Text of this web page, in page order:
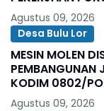
PENDUKUNG
Agustus 09, 2026
Desa Bulu Lor
MESIN MOLEN
PEMBANGUNAN
KODIM 0802/
AHIR
Agustus 09, 2026